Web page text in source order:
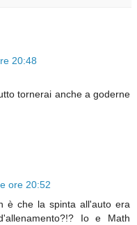
20:48
tornerai anche a goderne
ore 20:52
è che la spinta all'auto era
Io e Math